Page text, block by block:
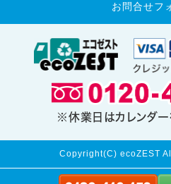
お問合せフ
※休業日はカレンダー
Copyright(C) ecoZEST